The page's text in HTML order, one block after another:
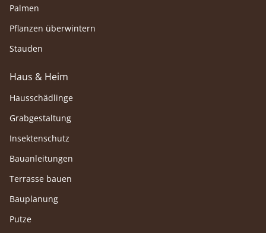
Palmen
Pflanzen überwintern
Stauden
Haus & Heim
Hausschädlinge
Grabgestaltung
Insektenschutz
Bauanleitungen
Terrasse bauen
Bauplanung
Putze